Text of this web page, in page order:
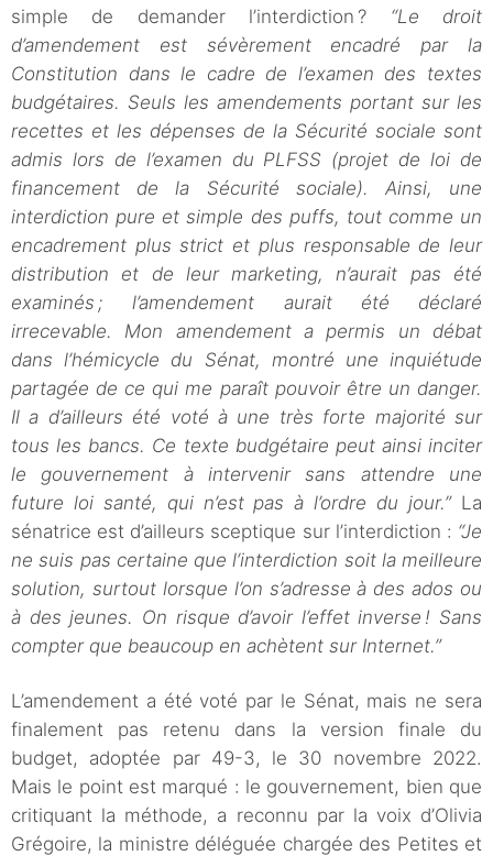
simple de demander l’interdiction ? “Le droit
d’amendement est sévèrement encadré par la
Constitution dans le cadre de l’examen des textes
budgétaires. Seuls les amendements portant sur les
recettes et les dépenses de la Sécurité sociale sont
admis lors de l’examen du PLFSS (projet de loi de
financement de la Sécurité sociale). Ainsi, une
interdiction pure et simple des puffs, tout comme un
encadrement plus strict et plus responsable de leur
distribution et de leur marketing, n’aurait pas été
examinés ; l’amendement aurait été déclaré
irrecevable. Mon amendement a permis un débat
dans l’hémicycle du Sénat, montré une inquiétude
partagée de ce qui me paraît pouvoir être un danger.
Il a d’ailleurs été voté à une très forte majorité sur
tous les bancs. Ce texte budgétaire peut ainsi inciter
le gouvernement à intervenir sans attendre une
future loi santé, qui n’est pas à l’ordre du jour.”La
sénatrice est d’ailleurs sceptique sur l’interdiction : “Je
ne suis pas certaine que l’interdiction soit la meilleure
solution, surtout lorsque l’on s’adresse à des ados ou
à des jeunes. On risque d’avoir l’effet inverse ! Sans
compter que beaucoup en achètent sur Internet.”
L’amendement a été voté par le Sénat, mais ne sera
finalement pas retenu dans la version finale du
budget, adoptée par 49-3, le 30 novembre 2022.
Mais le point est marqué : le gouvernement, bien que
critiquant la méthode, a reconnu par la voix d’Olivia
Grégoire, la ministre déléguée chargée des Petites et